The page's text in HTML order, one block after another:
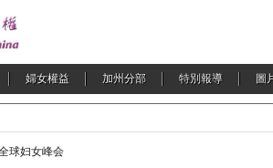
婦女權益 加州分部 特別報導 圖
球妇女峰会